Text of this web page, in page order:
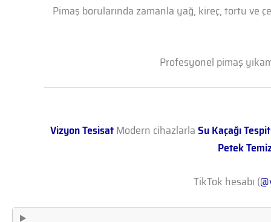
Pimaş borularında zamanla yağ, kireç, tortu ve
Profesyonel pimaş
Vizyon TesisatModern cihazlarlaSu Kaçağı
Petek
TikTok hesabı (